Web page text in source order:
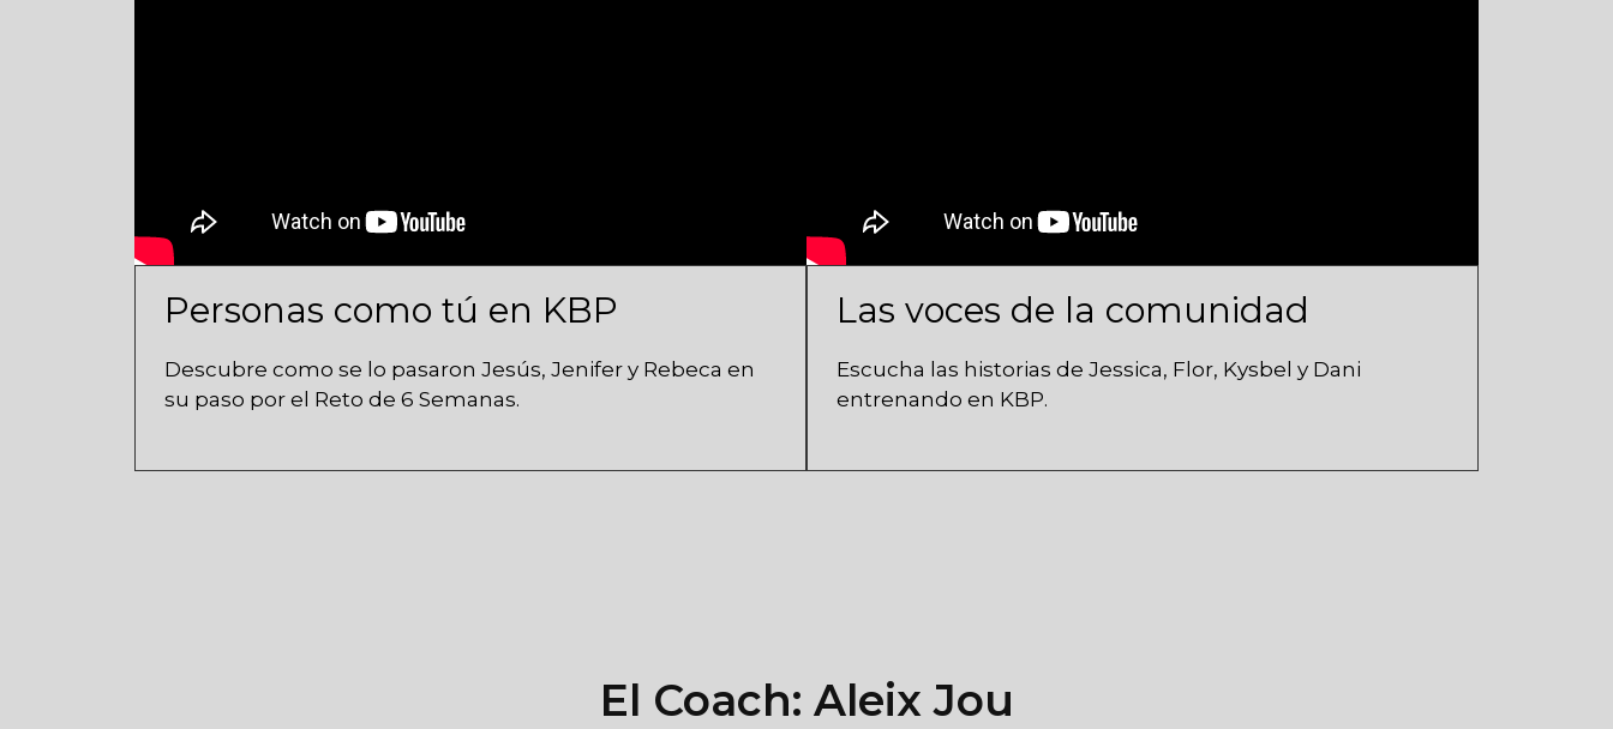
Personas como tú en KBP
Descubre como se lo pasaron Jesús, Jenifer y Rebeca en
su paso por el Reto de 6 Semanas.
Las voces de la comunidad
Escucha las historias de Jessica, Flor, Kysbel y Dani
entrenando en KBP.
El Coach: Aleix Jou